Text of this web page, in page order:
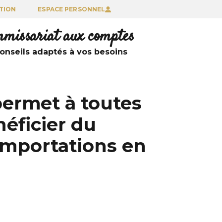
ESPACE PERSONNEL
aux comptes
adaptés à vos besoins
à toutes
du
en